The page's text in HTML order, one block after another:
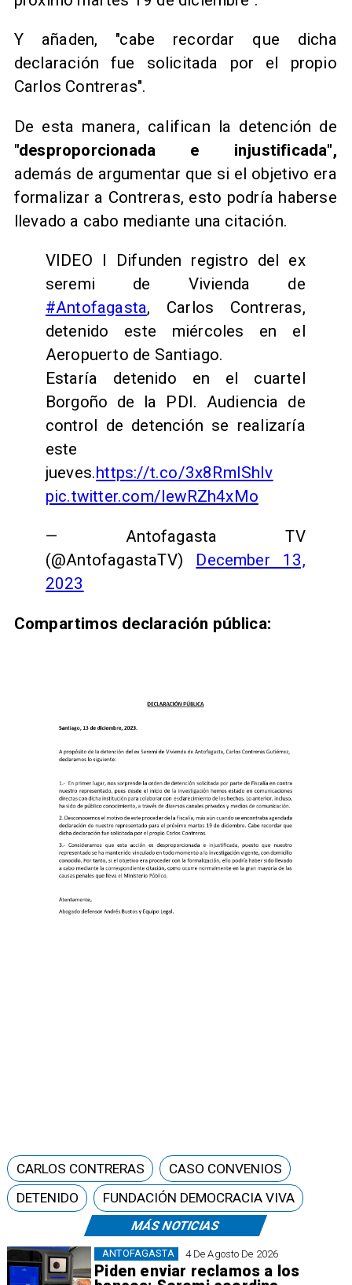
Y añaden, "cabe recordar que dicha
declaración fue solicitada por el propio
Carlos Contreras".
De esta manera, califican la detención de
"desproporcionada e injustificada",
además de argumentar que si el objetivo era
formalizar a Contreras, esto podría haberse
llevado a cabo mediante una citación.
VIDEO I Difunden registro del ex
seremi de Vivienda de
#Antofagasta, Carlos Contreras,
detenido este miércoles en el
Aeropuerto de Santiago.
Estaría detenido en el cuartel
Borgoño de la PDI. Audiencia de
control de detención se realizaría
este
jueves.https://t.co/3x8RmIShIv
pic.twitter.com/IewRZh4xMo
— Antofagasta TV
(@AntofagastaTV) December 13,
2023
Compartimos declaración pública:
MÁS NOTICIAS
4 De Agosto De 2026
Piden enviar reclamos a los
ANTOFAGASTA
CARLOS CONTRERAS
CASO CONVENIOS
DETENIDO
FUNDACIÓN DEMOCRACIA VIVA